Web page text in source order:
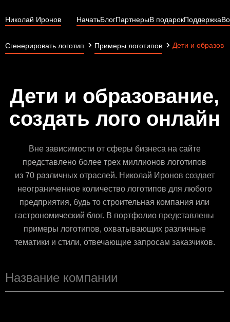
Николай Иронов НачатьБлогПартнерыВ подарокПоддержка
Сгенерировать логотип Примеры логотипов Дети и
Дети и образование,
создать лого онлайн
Вне зависимости от сферы бизнеса на сайте
представлено более трех миллионов логотипов
из 70 различных отраслей. Николай Иронов создает
неограниченное количество логотипов для любого
предприятия, будь то строительная компания или
гастрономический блог. В портфолио представлены
примеры логотипов, охватывающих различные
тематики и стили, отвечающие запросам заказчиков.